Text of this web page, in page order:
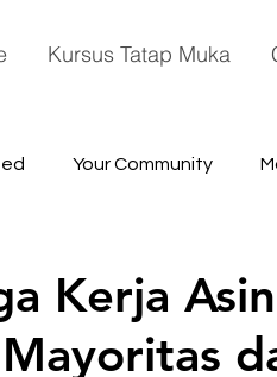
Kursus Tatap Muka
Your Community
Kerja